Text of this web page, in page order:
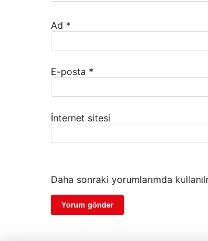
Ad *
E-posta *
İnternet sitesi
Daha sonraki yorumlarımda